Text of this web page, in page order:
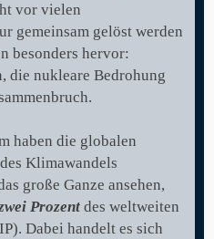
vor vielen
gemeinsam gelöst werden
besonders hervor:
die nukleare Bedrohung
haben die globalen
Klimawandels
große Ganze ansehen,
Prozent des weltweiten
Dabei handelt es sich